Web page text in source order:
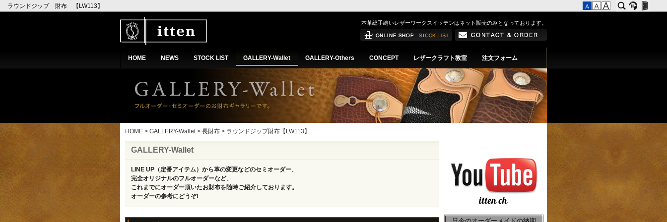
ラウンドジップ 財布 【LW113】
本革総手縫いレザーワークスイッテンはネット販売のみとなっております。
HOME NEWS STOCK LIST GALLERY-Wallet GALLERY-Others CONCEPT レザークラフト教室 注文フォーム
HOME > GALLERY-Wallet> 長財布 > ラウンドジップ財布【LW113】
GALLERY-Wallet
LINE UP（定番アイテム）から革の変更などのセミオーダー、
完全オリジナルのフルオーダーなど、
これまでにオーダー頂いたお財布を随時ご紹介しております。
オーダーの参考にどうぞ!